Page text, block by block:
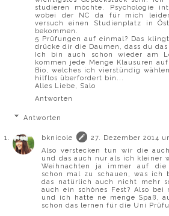
studieren möchte. Psychologie
wobei der NC da für mich
versuch einen Studienplatz in
bekommen.
5 Prüfungen auf einmal? Das
drücke dir die Daumen, dass du das
Ich bin auch schon wieder am
kommen jede Menge Klausuren
Bio, welches ich vierstündig
hilflos überfordert bin...
Alles Liebe, Salo
Antworten
Antworten
bknicole
27. Dezember 2014
Also verstecken tun wir die
und das auch nur als ich kleiner
Weihnachten ja immer auf die
schon mal zu schauen, was ich
das natürlich auch nicht mehr
auch ein schönes Fest? Also
und ich hatte ne menge Spaß,
schon das lernen für die Uni